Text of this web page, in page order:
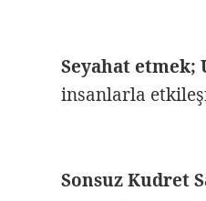
Seyahat
insanlarla
Sonsuz Kudret